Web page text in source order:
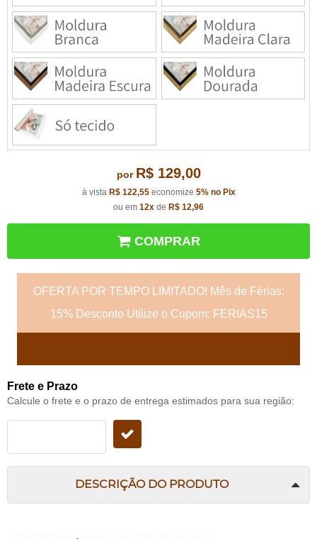
por R$ 129,00
à vista R$ 122,55economize 5% no Pix
ou em 12x de R$ 12,96
COMPRAR
OFERTA POR TEMPO LIMITADO! Mês de Férias:
15% Desconto Utilize o Cupom: FERIAS15
Frete e Prazo
Calcule o frete e o prazo de entrega estimados para sua região:
DESCRIÇÃO DO PRODUTO